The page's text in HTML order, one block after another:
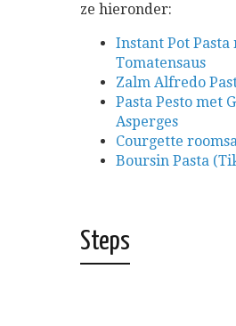
ze hieronder:
Instant Pot Pasta
Tomatensaus
Zalm Alfredo
Pasta Pesto met
Asperges
Courgette
Boursin Pasta
Steps